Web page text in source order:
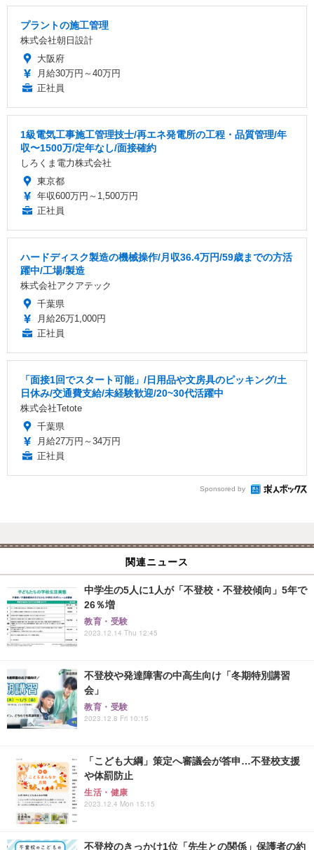
プラントの施工管理
株式会社朝日設計
大阪府
月給30万円～40万円
正社員
1級電気工事施工管理技士/再エネ発電所の工程・品質管理/年
収〜1500万/定年なし/面接確約
しろくま電力株式会社
東京都
年収600万円～1,500万円
正社員
ハードディスク製造の機械操作/月収36.4万円/59歳までの方活
躍中/工場/製造
株式会社アクアテック
千葉県
月給26万1,000円
正社員
「面接1回でスタート可能」/日用品や文房具のピッキング/土
日休み/交通費支給/未経験歓迎/20~30代活躍中
株式会社Tetote
千葉県
月給27万円～34万円
正社員
Sponsored by
関連ニュース
中学生の5人に1人が「不登校・不登校傾向」5年で
26％増
教育・受験
2023.12.14 Thu 12:45
不登校や発達障害の中高生向け「冬期特別講習
会」
教育・受験
2023.12.8 Fri 10:15
「こども大綱」策定へ審議会が答申…不登校支援
や体罰防止
生活・健康
2023.12.4 Mon 15:15
不登校のきっかけ1位「先生との関係」保護者の約